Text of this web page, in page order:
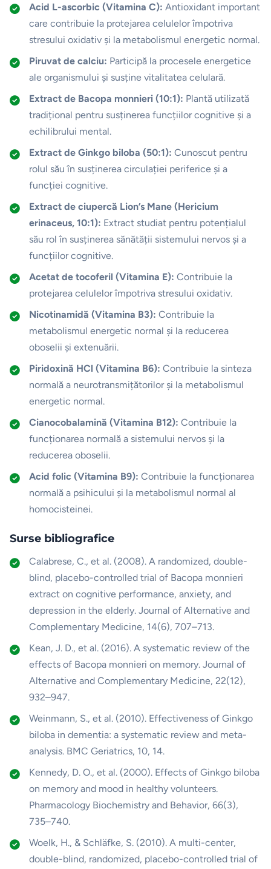
Acid L-ascorbic (Vitamina C): Antioxidant important
care contribuie la protejarea celulelor împotriva
stresului oxidativ și la metabolismul energetic normal.
Piruvat de calciu: Participă la procesele energetice
ale organismului și susține vitalitatea celulară.
Extract de Bacopa monnieri (10:1): Plantă utilizată
tradițional pentru susținerea funcțiilor cognitive și a
echilibrului mental.
Extract de Ginkgo biloba (50:1): Cunoscut pentru
rolul său în susținerea circulației periferice și a
funcției cognitive.
Extract de ciupercă Lion’s Mane (Hericium
erinaceus, 10:1): Extract studiat pentru potențialul
său rol în susținerea sănătății sistemului nervos și a
funcțiilor cognitive.
Acetat de tocoferil (Vitamina E): Contribuie la
protejarea celulelor împotriva stresului oxidativ.
Nicotinamidă (Vitamina B3): Contribuie la
metabolismul energetic normal și la reducerea
oboselii și extenuării.
Piridoxină HCl (Vitamina B6): Contribuie la sinteza
normală a neurotransmițătorilor și la metabolismul
energetic normal.
Cianocobalamină (Vitamina B12): Contribuie la
funcționarea normală a sistemului nervos și la
reducerea oboselii.
Acid folic (Vitamina B9): Contribuie la funcționarea
normală a psihicului și la metabolismul normal al
homocisteinei.
Surse bibliografice
Calabrese, C., et al. (2008). A randomized, double-
blind, placebo-controlled trial of Bacopa monnieri
extract on cognitive performance, anxiety, and
depression in the elderly. Journal of Alternative and
Complementary Medicine, 14(6), 707–713.
Kean, J. D., et al. (2016). A systematic review of the
effects of Bacopa monnieri on memory. Journal of
Alternative and Complementary Medicine, 22(12),
932–947.
Weinmann, S., et al. (2010). Effectiveness of Ginkgo
biloba in dementia: a systematic review and meta-
analysis. BMC Geriatrics, 10, 14.
Kennedy, D. O., et al. (2000). Effects of Ginkgo biloba
on memory and mood in healthy volunteers.
Pharmacology Biochemistry and Behavior, 66(3),
735–740.
Woelk, H., & Schläfke, S. (2010). A multi-center,
double-blind, randomized, placebo-controlled trial of